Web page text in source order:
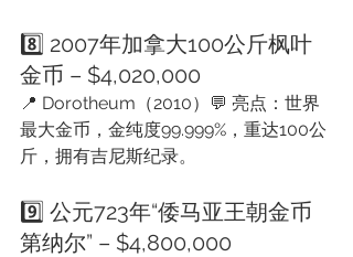
8️⃣ 2007年加拿大100公斤枫叶
金币 – $4,020,000
📍 Dorotheum（2010）💬 亮点：世界
最大金币，金纯度99.999%，重达100公
斤，拥有吉尼斯纪录。
9️⃣ 公元723年“倭马亚王朝金币
第纳尔” – $4,800,000